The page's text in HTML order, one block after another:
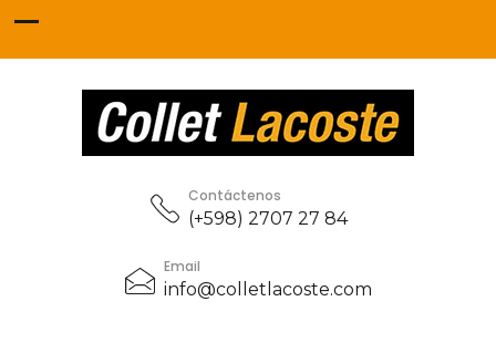
Contáctenos
(+598) 2707 27 84
Email
info@colletlacoste.com